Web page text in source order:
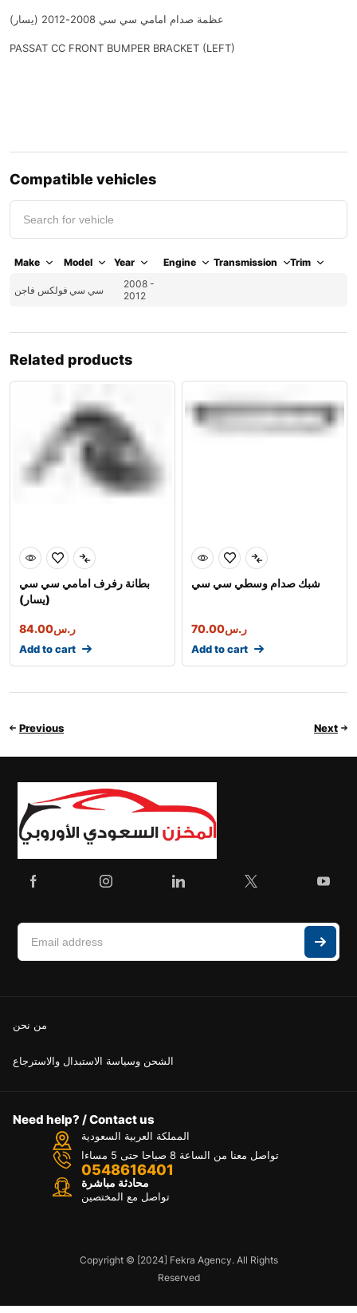
عظمة صدام امامي سي سي 2008-2012 (يسار)
PASSAT CC FRONT BUMPER BRACKET (LEFT)
Compatible vehicles
Make Model Year Engine Transmission Trim
فولكس فاجن سي سي
2008 -
2012
Related products
بطانة رفرف امامي سي سي
(يسار)
ر.س84.00
Add to cart
شبك صدام وسطي سي سي
ر.س70.00
Add to cart
Previous Next
من نحن
الشحن وسياسة الاستبدال والاسترجاع
Need help? / Contact us
المملكة العربية السعودية
تواصل معنا من الساعة 8 صباحا حتى 5 مساءا
0548616401
محادثة مباشرة
تواصل مع المختصين
Copyright © [2024] Fekra Agency. All Rights
Reserved